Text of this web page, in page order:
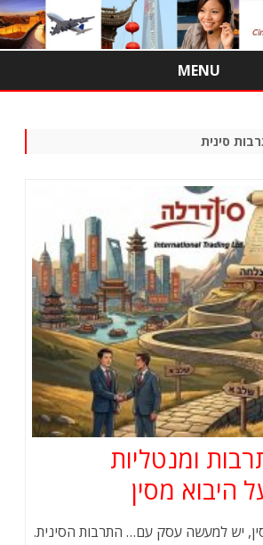
MENU
סינית
ומנטליות
היבוא מסין
יש למעשה עסק עם… התרבות הסינית.